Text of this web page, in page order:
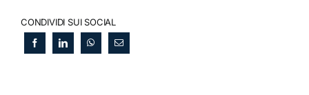
CONDIVIDI SUI SOCIAL